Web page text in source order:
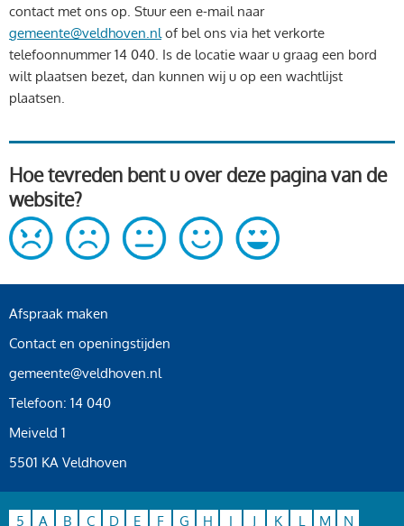
contact met ons op. Stuur een e-mail naar
gemeente@veldhoven.nl of bel ons via het verkorte
telefoonnummer 14 040. Is de locatie waar u graag een bord
wilt plaatsen bezet, dan kunnen wij u op een wachtlijst
plaatsen.
Hoe tevreden bent u over deze pagina van de
website?
Afspraak maken
Contact en openingstijden
gemeente@veldhoven.nl
Telefoon: 14 040
Meiveld 1
5501 KA Veldhoven
5 A B C D E F G H I J K L M N